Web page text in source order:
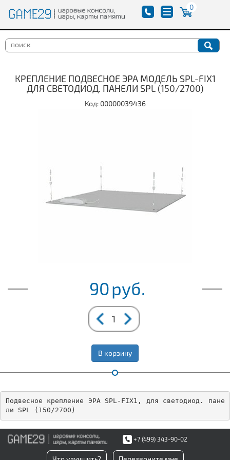
0
КРЕПЛЕНИЕ ПОДВЕСНОЕ ЭРА МОДЕЛЬ SPL-FIX1
ДЛЯ СВЕТОДИОД. ПАНЕЛИ SPL (150/2700)
Код: 00000039436
90руб.
В корзину
Подвесное крепление ЭРА SPL-FIX1, для светодиод. пане
ли SPL (150/2700)
+7 (499) 343-90-02